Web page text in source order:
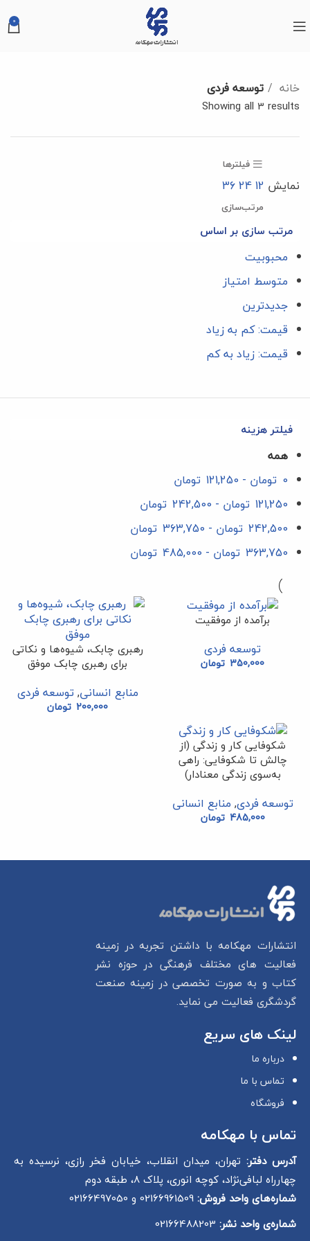
0
خانه توسعه فردی
Showing all 3 results
فیلترها
نمایش 12
24
36
مرتب‌سازی
مرتب سازی بر اساس
محبوبیت
متوسط امتیاز
جدیدترین
قیمت: کم به زیاد
قیمت: زیاد به کم
فیلتر هزینه
همه
0 تومان -
121,250 تومان
121,250 تومان -
242,500 تومان
242,500 تومان -
363,750 تومان
363,750 تومان -
485,000 تومان
برآمده از موفقیت
توسعه فردی
350,000 تومان
رهبری چابک، شیوه‌‌ها و نکاتی
برای رهبری چابک موفق
منابع انسانی,توسعه فردی
200,000 تومان
شکوفایی کار و زندگی (از
چالش تا شکوفایی: راهی
به‌سوی زندگی معنادار)
توسعه فردی, منابع انسانی
485,000 تومان
انتشارات مهکامه با داشتن تجربه در زمینه
فعالیت های مختلف فرهنگی در حوزه نشر
کتاب و به صورت تخصصی در زمینه صنعت
گردشگری فعالیت می نماید.
لینک های سریع
درباره ما
تماس با ما
فروشگاه
تماس با مهکامه
آدرس دفتر: تهران، میدان انقلاب، خیابان فخر رازی، نرسیده به
چهارراه لبافی‌نژاد، کوچه انوری، پلاک 8، طبقه دوم
شماره‌های واحد فروش:02166961509 و 02166497050
شماره‌‌ی واحد نشر: